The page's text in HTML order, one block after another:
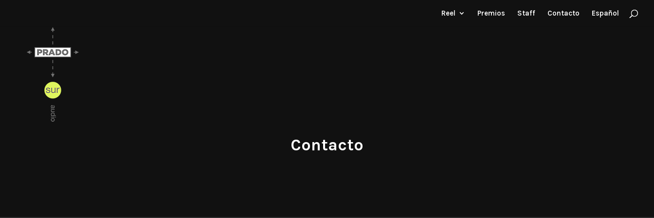
Reel Premios Staff Contacto Español
Contacto